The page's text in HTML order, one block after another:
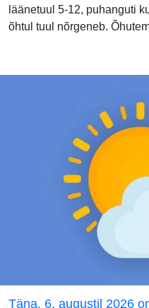
läänetuul 5-12, puhanguti
õhtul tuul nõrgeneb.
Täna, 6. augustil 2026